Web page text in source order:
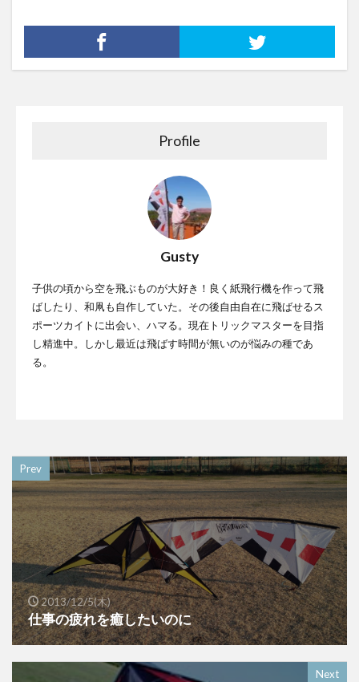
Profile
Gusty
子供の頃から空を飛ぶものが大好き！良く紙飛行機を作って飛
ばしたり、和凧も自作していた。その後自由自在に飛ばせるス
ポーツカイトに出会い、ハマる。現在トリックマスターを目指
し精進中。しかし最近は飛ばす時間が無いのが悩みの種であ
る。
Prev
2013/12/5(木)
仕事の疲れを癒したいのに
Next